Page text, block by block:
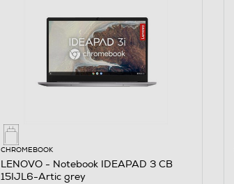
CHROMEBOOK
LENOVO - Notebook IDEAPAD 3 CB
15IJL6-Artic grey